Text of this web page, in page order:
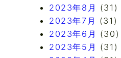
2023年8月 (31)
2023年7月 (31)
2023年6月 (30)
2023年5月 (31)